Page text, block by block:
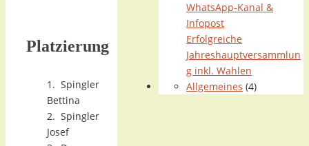
Platzierung
1. Spingler
Bettina
2. Spingler
Josef
WhatsApp-Kanal &
Infopost
Erfolgreiche
Jahreshauptversammlun
g inkl. Wahlen
Allgemeines (4)